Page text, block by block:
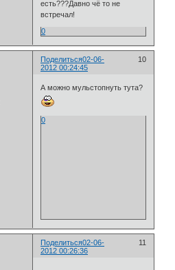
есть???Давно чё то не
встречал!
0
Поделиться 10
02-06-
2012 00:24:45
А можно мульстопнуть тута?
0
Поделиться 11
02-06-
2012 00:26:36